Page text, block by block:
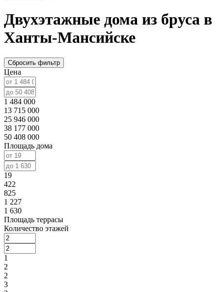
Двухэтажные дома из бруса в
Ханты-Мансийске
Сбросить фильтр
Цена
1 484 000
13 715 000
25 946 000
38 177 000
50 408 000
Площадь дома
19
422
825
1 227
1 630
Площадь террасы
Количество этажей
1
2
2
3